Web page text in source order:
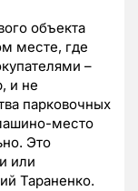
объекта
месте, где
–
и не
парковочных
место
Это
или
Тараненко.